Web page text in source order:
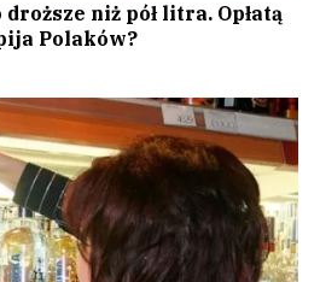
niż pół litra. Opłatą
Polaków?